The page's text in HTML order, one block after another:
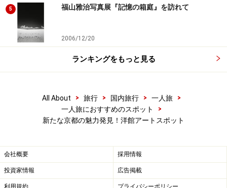
5 福山雅治写真展『記憶の箱庭』を訪れて
2006/12/20
ランキングをもっと見る
All About > 旅行 > 国内旅行 > 一人旅
>
一人旅におすすめのスポット
>
新たな京都の魅力発見！洋館アートスポット
会社概要 採用情報
投資家情報 広告掲載